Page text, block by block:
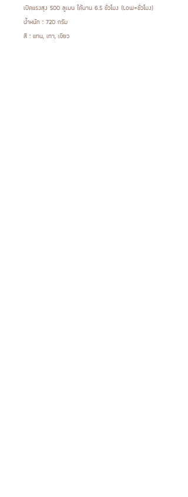
เปิดแรงสุง 500 ลูเมน ได้นาน 6.5 ชั่วโมง (Low+ชั่วโมง)
น้ำหนัก : 720 กรัม
สี : แทน, เทา, เขียว